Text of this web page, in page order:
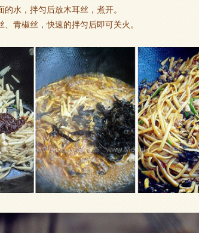
的水，拌匀后放木耳丝，煮开。
、青椒丝，快速的拌匀后即可关火。